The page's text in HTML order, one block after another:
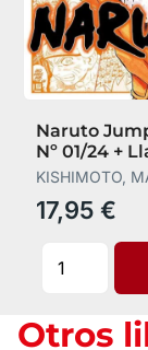
Naruto
Nº 01/24 +
KISHIMOTO,
17,95 €
Otros